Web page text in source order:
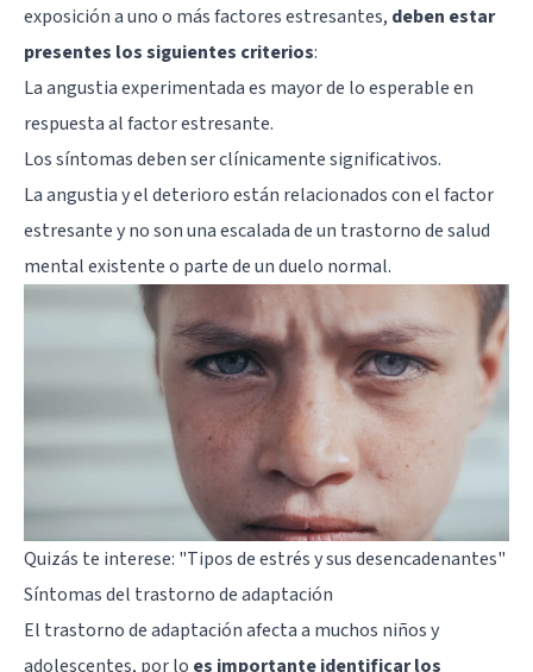
exposición a uno o más factores estresantes, deben estar
presentes los siguientes criterios:
La angustia experimentada es mayor de lo esperable en
respuesta al factor estresante.
Los síntomas deben ser clínicamente significativos.
La angustia y el deterioro están relacionados con el factor
estresante y no son una escalada de un trastorno de salud
mental existente o parte de unduelo normal.
Quizás te interese: "Tipos de estrés y sus desencadenantes"
Síntomas del trastorno de adaptación
El trastorno de adaptación afecta a muchos niños y
adolescentes, por lo es importante identificar los